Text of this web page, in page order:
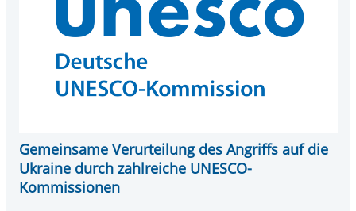
Gemeinsame Verurteilung des Angriffs auf die
Ukraine durch zahlreiche UNESCO-
Kommissionen